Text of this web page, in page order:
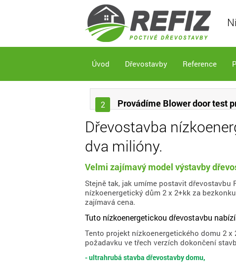
Úvod Dřevostavby Reference
2 Provádíme Blower door test
Dřevostavba
dva milióny.
Velmi zajímavý model výstavby
Stejně tak, jak umíme postavit dřevostavbu
nízkoenergetický dům 2 x 2+kk za
zajímavá cena.
Tuto nízkoenergetickou dřevostavbu
Tento projekt nízkoenergetického domu 2
požadavku ve třech verzích dokončení
- ultrahrubá stavba dřevostavby domu,